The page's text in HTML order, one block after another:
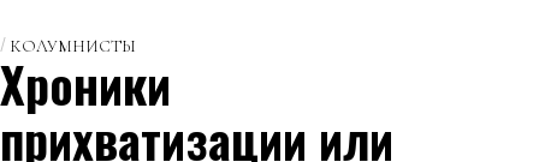
КОЛУМНИСТЫ
Хроники
прихватизации или